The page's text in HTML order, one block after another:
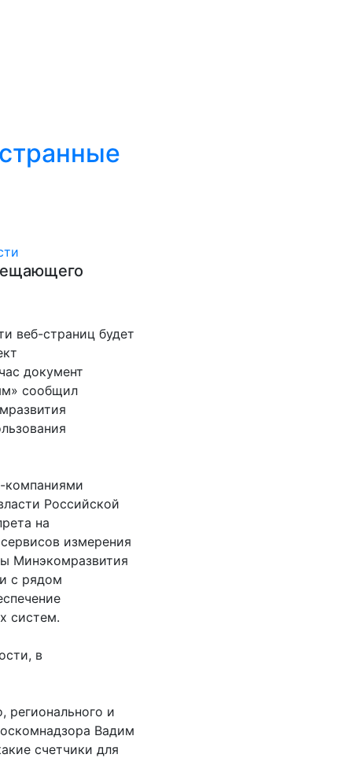
веб-страниц будет
документ
сообщил
компаниями
Российской
на
измерения
Минэкомразвития
с рядом
систем.
в
регионального и
Вадим
счетчики для